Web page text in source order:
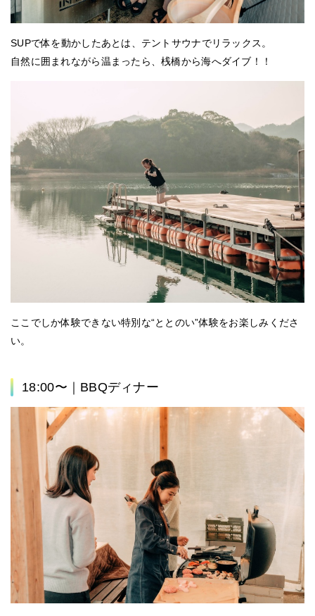
SUPで体を動かしたあとは、テントサウナでリラックス。
自然に囲まれながら温まったら、桟橋から海へダイブ！！
ここでしか体験できない特別な“ととのい”体験をお楽しみくださ
い。
18:00〜｜BBQディナー